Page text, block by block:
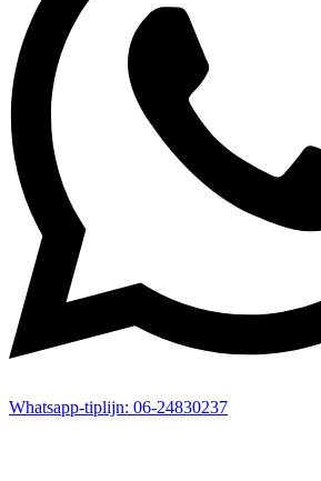
Whatsapp-tiplijn: 06-24830237